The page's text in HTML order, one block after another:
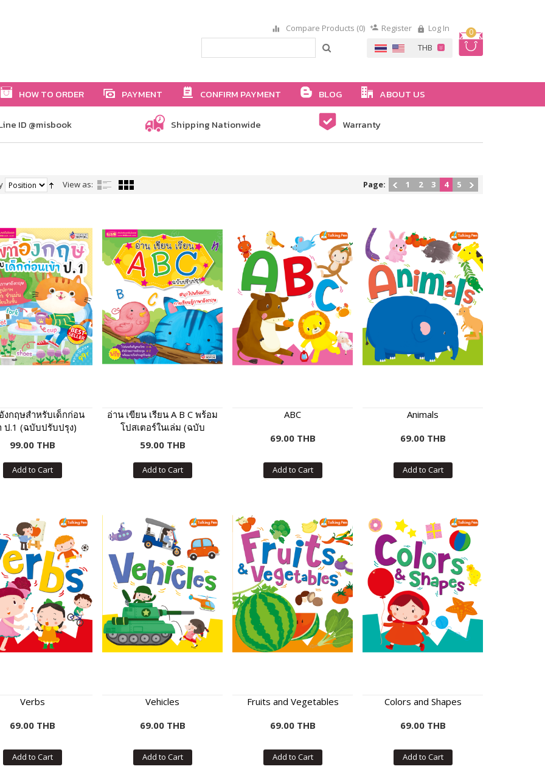
0
Compare Products (0) Register Log In
HOW TO ORDER PAYMENT CONFIRM PAYMENT BLOG ABOUT US
ID @misbook Shipping Nationwide Warranty
View as: Page: 1 2 3 4 5
กฤษสำหรับเด็กก่อน
ป.1 (ฉบับปรับปรุง)
99.00 THB
Add to Cart
อ่าน เขียน เรียน A B C พร้อม
โปสเตอร์ในเล่ม (ฉบับ
ปรับปรุง)
59.00 THB
Add to Cart
ABC
69.00 THB
Add to Cart
Animals
69.00 THB
Add to Cart
Verbs
69.00 THB
Add to Cart
Vehicles
69.00 THB
Add to Cart
Fruits and Vegetables
69.00 THB
Add to Cart
Colors and Shapes
69.00 THB
Add to Cart